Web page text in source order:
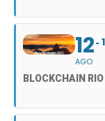
12
AGO
BLOCKCHAIN